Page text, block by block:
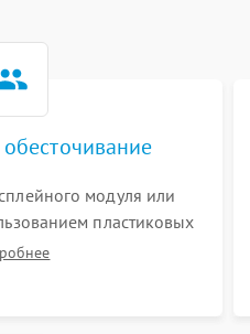
модуля или
пластиковых
отключение шлейфов